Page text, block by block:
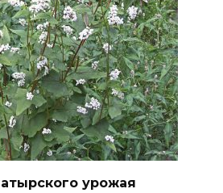
урожая